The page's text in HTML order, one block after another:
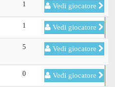
1 Vedi giocatore
1 Vedi giocatore
5 Vedi giocatore
0 Vedi giocatore